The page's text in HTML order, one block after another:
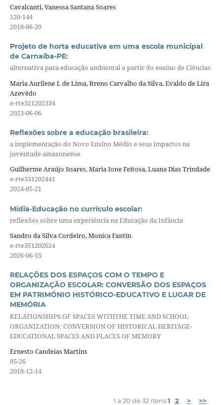
Cavalcanti, Vanessa Santana Soares
120-144
2018-06-20
Projeto de horta educativa em uma escola municipal
de Carnaíba-PE:
alternativa para educação ambiental a partir do ensino de Ciências
Maria Aurilene I. de Lima, Breno Carvalho da Silva, Evaldo de Lira
Azevêdo
e-rte321202334
2023-06-06
Reflexões sobre a educação brasileira:
a implementação do Novo Ensino Médio e seus impactos na
juventude amazonense
Guilherme Araújo Soares, Maria Ione Feitosa, Luana Dias Trindade
e-rte331202441
2024-05-21
Mídia-Educação no currículo escolar:
reflexões sobre uma experiência na Educação da Infância
Sandro da Silva Cordeiro, Monica Fantin
e-rte351202624
2026-06-15
RELAÇÕES DOS ESPAÇOS COM O TEMPO E
ORGANIZAÇÃO ESCOLAR: CONVERSÃO DOS ESPAÇOS
EM PATRIMÓNIO HISTÓRICO-EDUCATIVO E LUGAR DE
MEMÓRIA
RELATIONSHIPS OF SPACES WITHTHE TIME AND SCHOOL
ORGANIZATION: CONVERSION OF HISTORICAL HERITAGE-
EDUCATIONAL SPACES AND PLACES OF MEMORY
Ernesto Candeias Martins
05-26
2018-12-14
1 a 20 de 32 itens1 2 > >>